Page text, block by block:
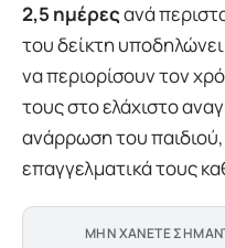
2,5 ημέρεςανά
του δείκτη
να περιορίσουν τον
τους στο ελάχιστο
ανάρρωση του
επαγγελματικά τους
ΜΗΝ ΧΑΝΕΤΕ